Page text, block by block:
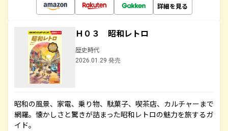
詳細を見る
Ｈ０３ 昭和レトロ
歴史時代
2026.01.29 発売
昭和の風景、家電、乗り物、駄菓子、喫茶店、カルチャーまで
網羅。懐かしさと驚きが詰まった昭和レトロの魅力を旅するガ
イド。